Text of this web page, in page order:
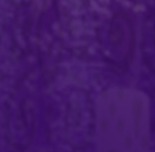
Biblioteca